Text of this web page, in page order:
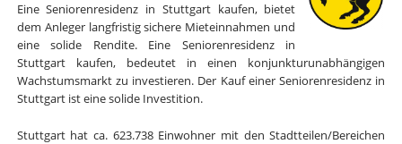
Eine Seniorenresidenz in Stuttgart kaufen, bietet
dem Anleger langfristig sichere Mieteinnahmen und
eine solide Rendite. Eine Seniorenresidenz in
Stuttgart kaufen, bedeutet in einen konjunkturunabhängigen
Wachstumsmarkt zu investieren. Der Kauf einer Seniorenresidenz in
Stuttgart ist eine solide Investition.
Stuttgart hat ca. 623.738 Einwohner mit den Stadtteilen/Bereichen